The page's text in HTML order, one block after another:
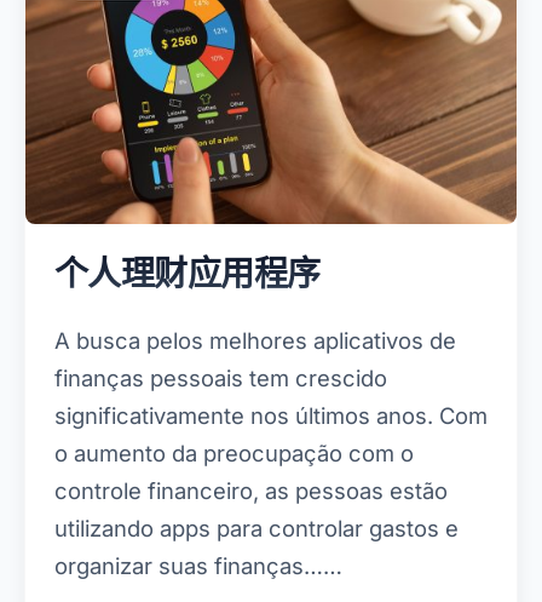
个人理财应用程序
A busca pelos melhores aplicativos de
finanças pessoais tem crescido
significativamente nos últimos anos. Com
o aumento da preocupação com o
controle financeiro, as pessoas estão
utilizando apps para controlar gastos e
organizar suas finanças……